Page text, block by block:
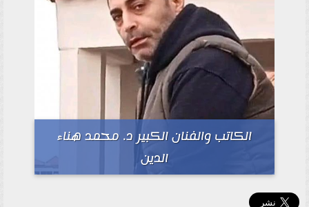
الكاتب والفنان الكبير د. محمد هناء
الدين